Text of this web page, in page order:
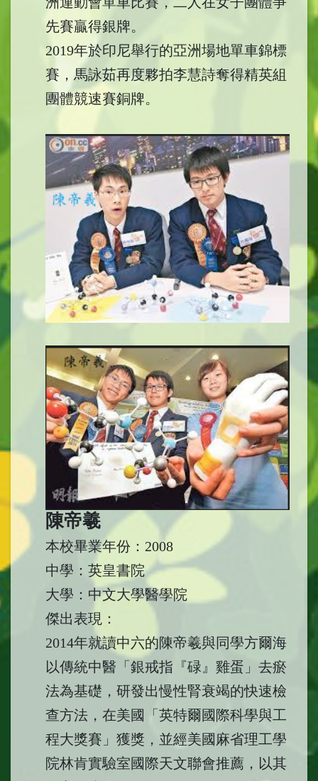
先賽贏得銀牌。
2019年於印尼舉行的亞洲場地單車錦標
賽，馬詠茹再度夥拍李慧詩奪得精英組
團體競速賽銅牌。
陳帝羲
本校畢業年份：2008
中學：英皇書院
大學：中文大學醫學院
傑出表現：
2014年就讀中六的陳帝羲與同學方爾海
以傳統中醫「銀戒指『碌』雞蛋」去瘀
法為基礎，研發出慢性腎衰竭的快速檢
查方法，在美國「英特爾國際科學與工
程大獎賽」獲獎，並經美國麻省理工學
院林肯實驗室國際天文聯會推薦，以其